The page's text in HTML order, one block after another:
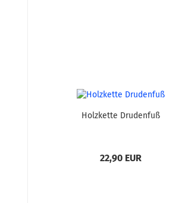
Holzkette Drudenfuß
22,90 EUR